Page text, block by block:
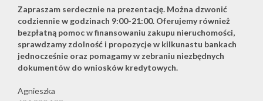
Zapraszam serdecznie na prezentację. Można dzwonić
codziennie w godzinach 9:00-21:00. Oferujemy również
bezpłatną pomoc w finansowaniu zakupu nieruchomości,
sprawdzamy zdolność i propozycje w kilkunastu bankach
jednocześnie oraz pomagamy w zebraniu niezbędnych
dokumentów do wniosków kredytowych.
Agnieszka